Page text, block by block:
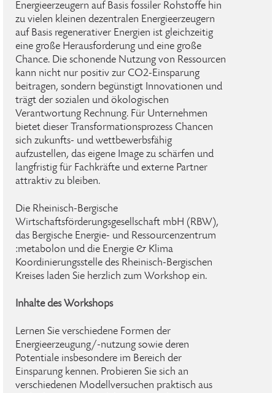
Energieerzeugern auf Basis fossiler Rohstoffe hin
zu vielen kleinen dezentralen Energieerzeugern
auf Basis regenerativer Energien ist gleichzeitig
eine große Herausforderung und eine große
Chance. Die schonende Nutzung von Ressourcen
kann nicht nur positiv zur CO2-Einsparung
beitragen, sondern begünstigt Innovationen und
trägt der sozialen und ökologischen
Verantwortung Rechnung. Für Unternehmen
bietet dieser Transformationsprozess Chancen
sich zukunfts- und wettbewerbsfähig
aufzustellen, das eigene Image zu schärfen und
langfristig für Fachkräfte und externe Partner
attraktiv zu bleiben.
Die Rheinisch-Bergische
Wirtschaftsförderungsgesellschaft mbH (RBW),
das Bergische Energie- und Ressourcenzentrum
:metabolon und die Energie & Klima
Koordinierungsstelle des Rheinisch-Bergischen
Kreises laden Sie herzlich zum Workshop ein.
Inhalte des Workshops
Lernen Sie verschiedene Formen der
Energieerzeugung/-nutzung sowie deren
Potentiale insbesondere im Bereich der
Einsparung kennen. Probieren Sie sich an
verschiedenen Modellversuchen praktisch aus